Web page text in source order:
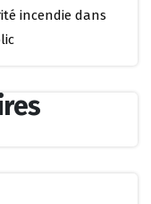
incendie dans